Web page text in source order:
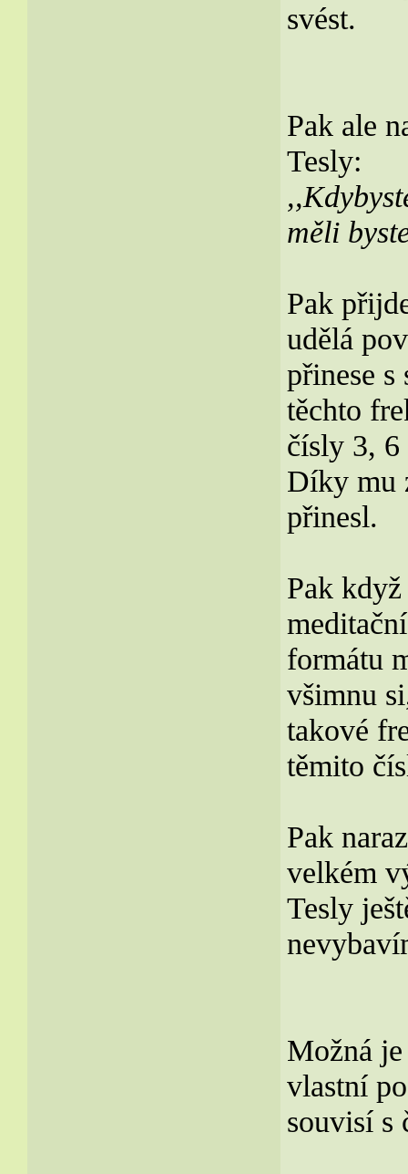
svést.
Pak ale
Tesly:
měli
Pak
udělá
přinese s
těchto
čísly 3, 6
Díky mu
přinesl.
Pak
formátu
všimnu
takové
těmito
Pak
velkém
Tesly
Možná
vlastní
souvisí s